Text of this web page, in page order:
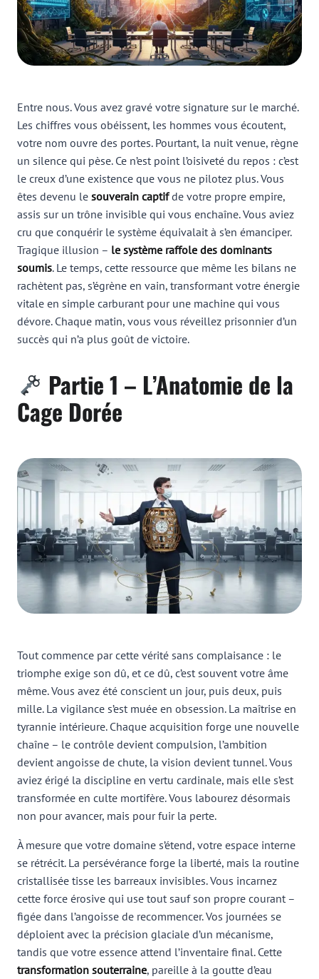
Entre nous. Vous avez gravé votre signature sur le marché.
Les chiffres vous obéissent, les hommes vous écoutent,
votre nom ouvre des portes. Pourtant, la nuit venue, règne
un silence qui pèse. Ce n’est point l’oisiveté du repos : c’est
le creux d’une existence que vous ne pilotez plus. Vous
êtes devenu le souverain captifde votre propre empire,
assis sur un trône invisible qui vous enchaîne. Vous aviez
cru que conquérir le système équivalait à s’en émanciper.
Tragique illusion – le système raffole des dominants
soumis. Le temps, cette ressource que même les bilans ne
rachètent pas, s’égrène en vain, transformant votre énergie
vitale en simple carburant pour une machine qui vous
dévore. Chaque matin, vous vous réveillez prisonnier d’un
succès qui n’a plus goût de victoire.
Partie 1 – L’Anatomie de la
Cage Dorée
Tout commence par cette vérité sans complaisance : le
triomphe exige son dû, et ce dû, c’est souvent votre âme
même. Vous avez été conscient un jour, puis deux, puis
mille. La vigilance s’est muée en obsession. La maîtrise en
tyrannie intérieure. Chaque acquisition forge une nouvelle
chaîne – le contrôle devient compulsion, l’ambition
devient angoisse de chute, la vision devient tunnel. Vous
aviez érigé la discipline en vertu cardinale, mais elle s’est
transformée en culte mortifère. Vous labourez désormais
non pour avancer, mais pour fuir la perte.
À mesure que votre domaine s’étend, votre espace interne
se rétrécit. La persévérance forge la liberté, mais la routine
cristallisée tisse les barreaux invisibles. Vous incarnez
cette force érosive qui use tout sauf son propre courant –
figée dans l’angoisse de recommencer. Vos journées se
déploient avec la précision glaciale d’un mécanisme,
tandis que votre essence attend l’inventaire final. Cette
transformation souterraine, pareille à la goutte d’eau